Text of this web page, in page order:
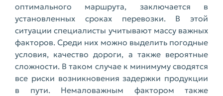
оптимального маршрута, заключается в
установленных сроках перевозки. В этой
ситуации специалисты учитывают массу важных
факторов. Среди них можно выделить погодные
условия, качество дороги, а также вероятные
сложности. В таком случае к минимуму сводятся
все риски возникновения задержки продукции
в пути. Немаловажным фактором также